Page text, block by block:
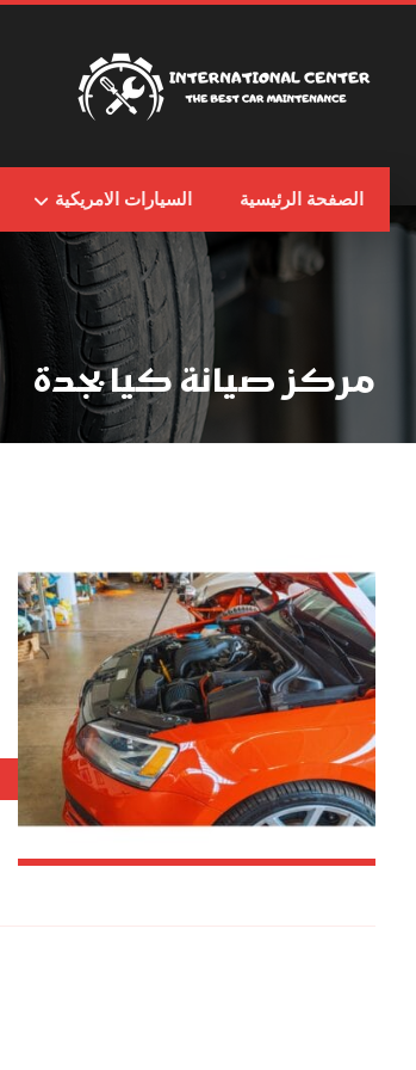
الصفحة الرئيسية السيارات الامريكية
مركز صيانة كيا بجدة